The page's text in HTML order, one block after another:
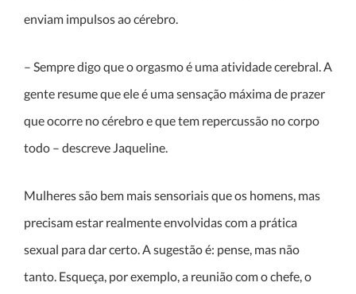
enviam impulsos ao cérebro.
– Sempre digo que o orgasmo é uma atividade cerebral. A
gente resume que ele é uma sensação máxima de prazer
que ocorre no cérebro e que tem repercussão no corpo
todo – descreve Jaqueline.
Mulheres são bem mais sensoriais que os homens, mas
precisam estar realmente envolvidas com a prática
sexual para dar certo. A sugestão é: pense, mas não
tanto. Esqueça, por exemplo, a reunião com o chefe, o